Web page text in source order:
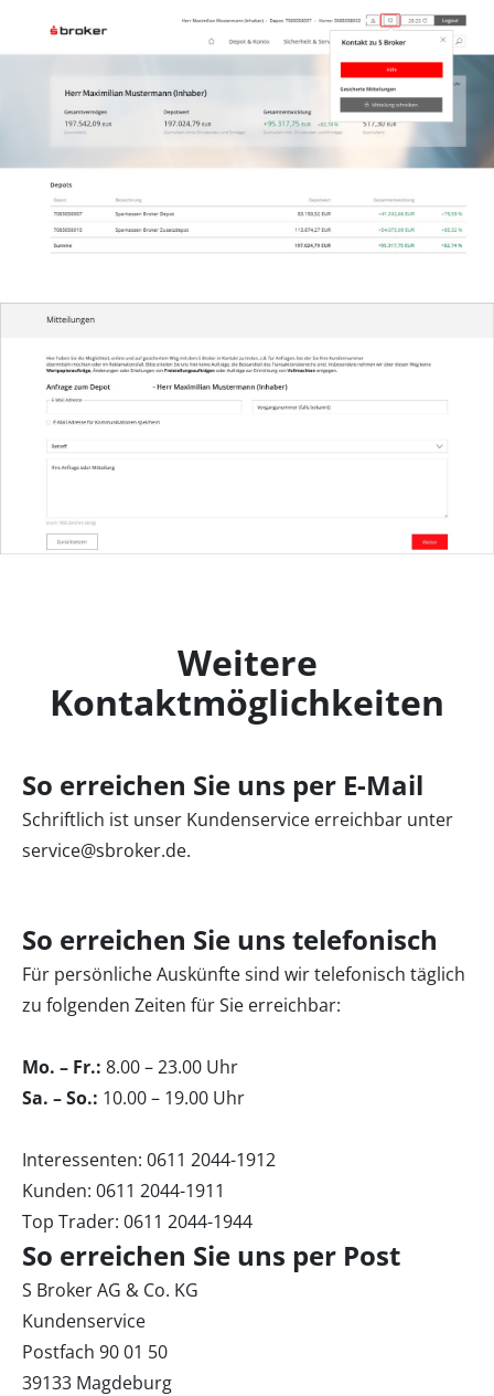
Weitere
Kontaktmöglichkeiten
So erreichen Sie uns per E-Mail
Schriftlich ist unser Kundenservice erreichbar unter
service@sbroker.de.
So erreichen Sie uns telefonisch
Für persönliche Auskünfte sind wir telefonisch täglich
zu folgenden Zeiten für Sie erreichbar:
Mo. – Fr.: 8.00 – 23.00 Uhr
Sa. – So.: 10.00 – 19.00 Uhr
Interessenten: 0611 2044-1912
Kunden: 0611 2044-1911
Top Trader: 0611 2044-1944
So erreichen Sie uns per Post
S Broker AG & Co. KG
Kundenservice
Postfach 90 01 50
39133 Magdeburg